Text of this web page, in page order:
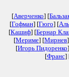
[Аверченко] [
[Гофман] [Гюго] [
[Кашиф] [Бернар
[Мериме] [Мирнев
[Игорь Пидоренко
[Франс]